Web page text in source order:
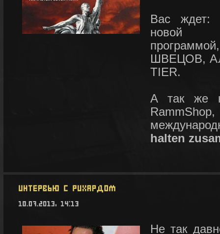
Вас ждет:
ШВЕЦОВ,
TIER.
А так же
halten
Не так